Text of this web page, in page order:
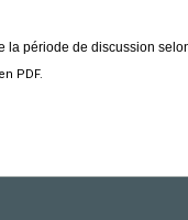
la période de discussion
PDF.